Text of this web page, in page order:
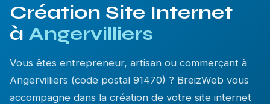
Création Site Internet
à Angervilliers
Vous êtes entrepreneur, artisan ou commerçant à
Angervilliers (code postal 91470) ? BreizWeb vous
accompagne dans la création de votre site internet